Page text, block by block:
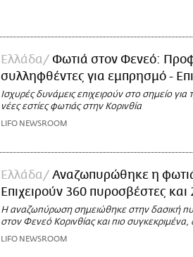
Ελλάδα
Φωτιά στον Φενεό:
συλληφθέντες για εμπρησμό -
Ισχυρές δυνάμεις επιχειρούν στο σημείο
νέες εστίες φωτιάς στην Κορινθία
LIFO NEWSROOM
Ελλάδα
Αναζωπυρώθηκε η
Επιχειρούν 360 πυροσβέστες
Η αναζωπύρωση σημειώθηκε στην δασική
στον Φενεό Κορινθίας και πιο
LIFO NEWSROOM